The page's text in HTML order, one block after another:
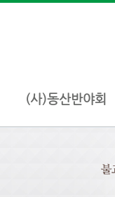
(사)동산반야회